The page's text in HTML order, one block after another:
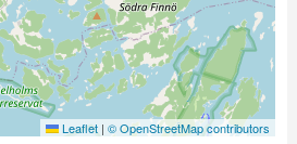
Leaflet | © OpenStreetMap contributors